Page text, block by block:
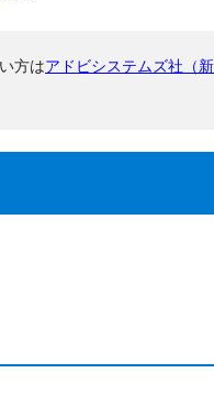
方はアドビシステムズ社（